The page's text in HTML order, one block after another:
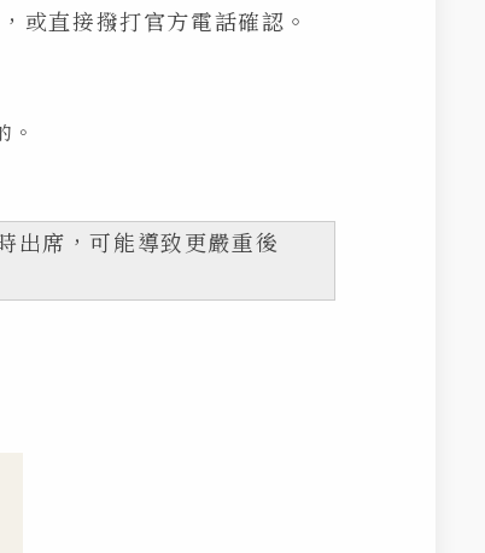
或直接撥打官方電話確認。
。
出席，可能導致更嚴重後